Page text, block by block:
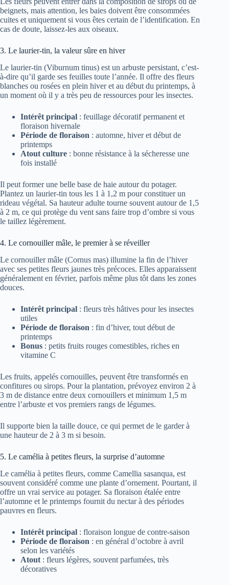
beignets, mais attention, les baies doivent être consommées
cuites et uniquement si vous êtes certain de l’identification. En
cas de doute, laissez-les aux oiseaux.
3. Le laurier-tin, la valeur sûre en hiver
Le laurier-tin (Viburnum tinus) est un arbuste persistant, c’est-
à-dire qu’il garde ses feuilles toute l’année. Il offre des fleurs
blanches ou rosées en plein hiver et au début du printemps, à
un moment où il y a très peu de ressources pour les insectes.
Intérêt principal : feuillage décoratif permanent et
floraison hivernale
Période de floraison : automne, hiver et début de
printemps
Atout culture : bonne résistance à la sécheresse une
fois installé
Il peut former une belle base de haie autour du potager.
Plantez un laurier-tin tous les 1 à 1,2 m pour constituer un
rideau végétal. Sa hauteur adulte tourne souvent autour de 1,5
à 2 m, ce qui protège du vent sans faire trop d’ombre si vous
le taillez légèrement.
4. Le cornouiller mâle, le premier à se réveiller
Le cornouiller mâle (Cornus mas) illumine la fin de l’hiver
avec ses petites fleurs jaunes très précoces. Elles apparaissent
généralement en février, parfois même plus tôt dans les zones
douces.
Intérêt principal : fleurs très hâtives pour les insectes
utiles
Période de floraison : fin d’hiver, tout début de
printemps
Bonus : petits fruits rouges comestibles, riches en
vitamine C
Les fruits, appelés cornouilles, peuvent être transformés en
confitures ou sirops. Pour la plantation, prévoyez environ 2 à
3 m de distance entre deux cornouillers et minimum 1,5 m
entre l’arbuste et vos premiers rangs de légumes.
Il supporte bien la taille douce, ce qui permet de le garder à
une hauteur de 2 à 3 m si besoin.
5. Le camélia à petites fleurs, la surprise d’automne
Le camélia à petites fleurs, comme Camellia sasanqua, est
souvent considéré comme une plante d’ornement. Pourtant, il
offre un vrai service au potager. Sa floraison étalée entre
l’automne et le printemps fournit du nectar à des périodes
pauvres en fleurs.
Intérêt principal : floraison longue de contre-saison
Période de floraison : en général d’octobre à avril
selon les variétés
Atout : fleurs légères, souvent parfumées, très
décoratives